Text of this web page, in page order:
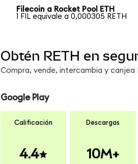
Filecoin a Rocket Pool ETH
1 FIL equivale a 0,000305 RETH
Obtén RETH en
Compra, vende, intercambia y
Google Play
Calificación
4.4
Descargas
10M+